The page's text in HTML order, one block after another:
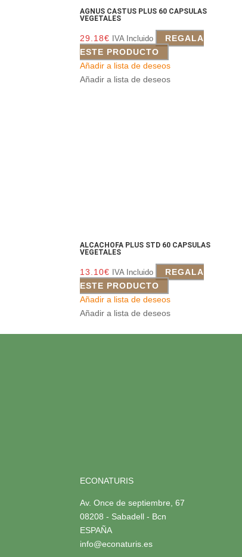
AGNUS CASTUS PLUS 60 CAPSULAS
VEGETALES
29.18€ IVA Incluido
REGALA
ESTE PRODUCTO
Añadir a lista de deseos
Añadir a lista de deseos
ALCACHOFA PLUS STD 60 CAPSULAS
VEGETALES
13.10€ IVA Incluido
REGALA
ESTE PRODUCTO
Añadir a lista de deseos
Añadir a lista de deseos
ECONATURIS
Av. Once de septiembre, 67
08208 - Sabadell - Bcn
ESPAÑA
info@econaturis.es